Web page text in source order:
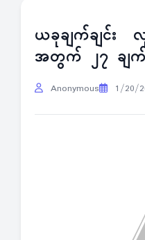
ယခုချက်ချင်း
အတွက် ၂၇ ချက်
Anonymous 1/20/